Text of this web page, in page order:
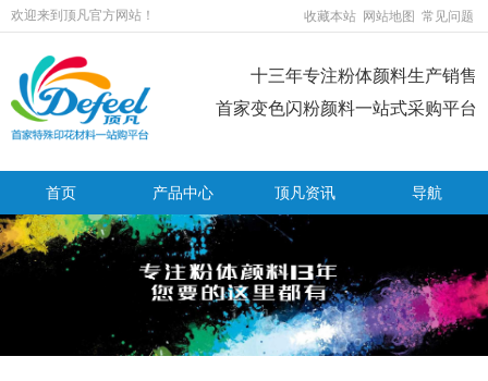
欢迎来到顶凡官方网站！ 收藏本站 网站地图 常见问题
十三年专注粉体颜料生产销售
首家变色闪粉颜料一站式采购平台
首页 产品中心 顶凡资讯 导航